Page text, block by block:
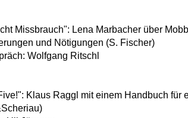
Missbrauch": Lena Marbacher über
und Nötigungen (S. Fischer)
Wolfgang Ritschl
Klaus Raggl mit einem Handbuch für